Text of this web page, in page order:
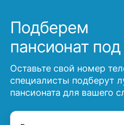
Подберем
пансионат
Оставьте свой номер
специалисты подберут
пансионата для вашего